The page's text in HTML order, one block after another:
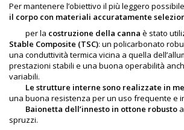
Per mantenere l’obiettivo il più leggero
il corpo con materiali accuratamente
per la costruzione della canna è stato
Stable Composite (TSC): un policarbonato
una conduttività termica vicina a quella
prestazioni stabili e una buona operabilità
variabili.
Le strutture interne sono realizzate in
una buona resistenza per un uso frequente e
Baionetta dell’innesto in ottone robusto
spruzzi.